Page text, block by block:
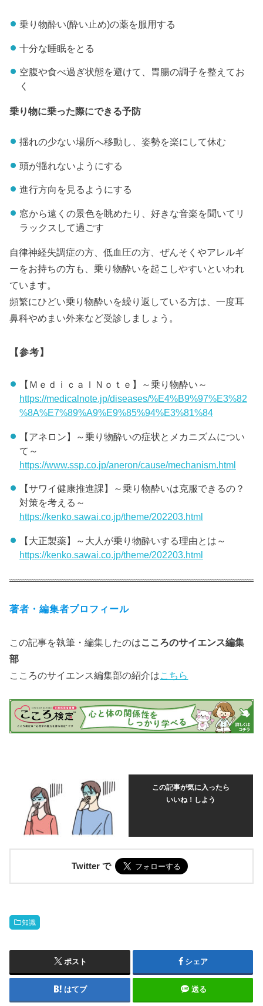
乗り物酔い(酔い止め)の薬を服用する
十分な睡眠をとる
空腹や食べ過ぎ状態を避けて、胃腸の調子を整えてお
く
乗り物に乗った際にできる予防
揺れの少ない場所へ移動し、姿勢を楽にして休む
頭が揺れないようにする
進行方向を見るようにする
窓から遠くの景色を眺めたり、好きな音楽を聞いてリ
ラックスして過ごす
自律神経失調症の方、低血圧の方、ぜんそくやアレルギ
ーをお持ちの方も、乗り物酔いを起こしやすいといわれ
ています。
頻繁にひどい乗り物酔いを繰り返している方は、一度耳
鼻科やめまい外来など受診しましょう。
【参考】
【ＭｅｄｉｃａｌＮｏｔｅ】～乗り物酔い～
https://medicalnote.jp/diseases/%E4%B9%97%E3%82
%8A%E7%89%A9%E9%85%94%E3%81%84
【アネロン】～乗り物酔いの症状とメカニズムについ
て～
https://www.ssp.co.jp/aneron/cause/mechanism.html
【サワイ健康推進課】～乗り物酔いは克服できるの？
対策を考える～
https://kenko.sawai.co.jp/theme/202203.html
【大正製薬】～大人が乗り物酔いする理由とは～
https://kenko.sawai.co.jp/theme/202203.html
著者・編集者プロフィール
この記事を執筆・編集したのはこころのサイエンス編集
部
こころのサイエンス編集部の紹介はこちら
この記事が気に入ったら
いいね！しよう
Twitter で
知識
ポスト シェア
はてブ 送る